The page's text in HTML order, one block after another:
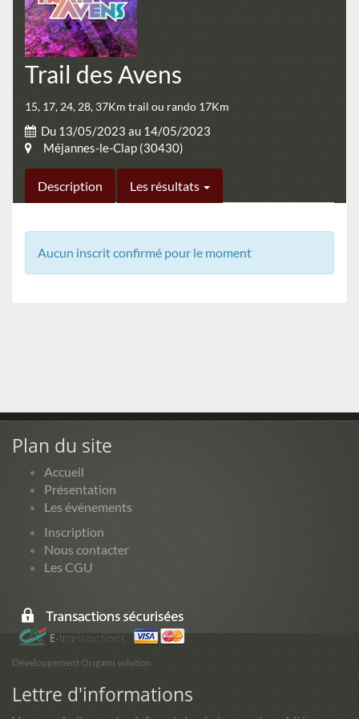
Trail des Avens
15, 17, 24, 28, 37Km trail ou rando 17Km
Du 13/05/2023 au 14/05/2023
Méjannes-le-Clap (30430)
Description Les résultats
Aucun inscrit confirmé pour le moment
Plan du site
Accueil
Présentation
Les événements
Inscription
Nous contacter
Les CGU
Développement Origami solution
Lettre d'informations